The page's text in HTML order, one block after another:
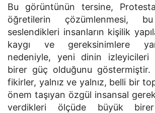
Bu görüntünün tersine,
öğretilerin çözümlenmesi,
seslendikleri insanların kişilik
kaygı ve gereksinimlere
nedeniyle, yeni dinin izleyicileri
birer güç olduğunu göstermiştir.
fikirler, yalnız ve yalnız, belli bir
önem taşıyan özgül insansal
verdikleri ölçüde büyük